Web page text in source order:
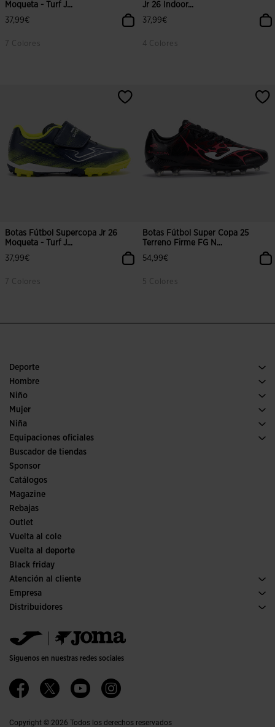
Moqueta - Turf J...
37,99€
7 Colores
Jr 26 Indoor...
37,99€
4 Colores
Botas Fútbol Supercopa Jr 26
Moqueta - Turf J...
37,99€
7 Colores
Botas Fútbol Super Copa 25
Terreno Firme FG N...
54,99€
5 Colores
Deporte
Running
Pádel
Fútbol
Trail running
Tenis
Hombre
Calzado Hombre
Deporte
Niño
Ver todo ropa niño
Mujer
Ropa Mujer
Deporte
Niña
Ver todo ropa niña
Equipaciones oficiales
Fútbol
Fútbol sala
Comités y Federaciones
Ediciones especiales
Buscador de tiendas
Sponsor
Catálogos
Magazine
Rebajas
Outlet
Vuelta al cole
Vuelta al deporte
Black friday
Atención al cliente
Condiciones de compra
Transporte y entrega
Preguntas frecuentes
Empresa
Historia
Política de calidad y medio ambiente
Trabaja con nosotros
Proyectos subvencionados
Canal ético
Distribuidores
Jomanet
Área marketing
Contacto
Siguenos en nuestras redes sociales
Copyright © 2026 Todos los derechos reservados